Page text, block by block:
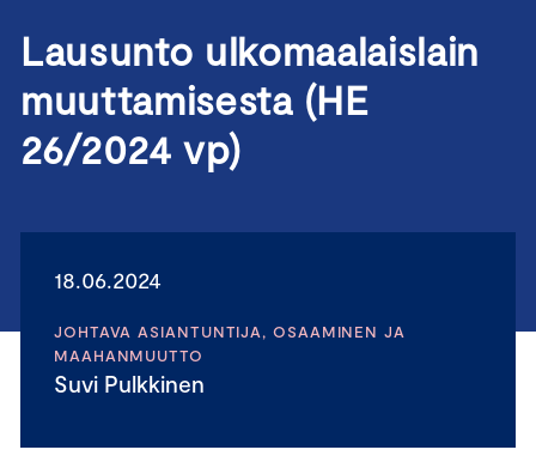
Lausunto ulkomaalaislain
muuttamisesta (HE
26/2024 vp)
18.06.2024
JOHTAVA ASIANTUNTIJA, OSAAMINEN JA
MAAHANMUUTTO
Suvi Pulkkinen